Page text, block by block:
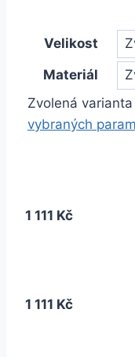
Velikost
Materiál
Zvolená
vybraných
1 111 Kč
1 111 Kč